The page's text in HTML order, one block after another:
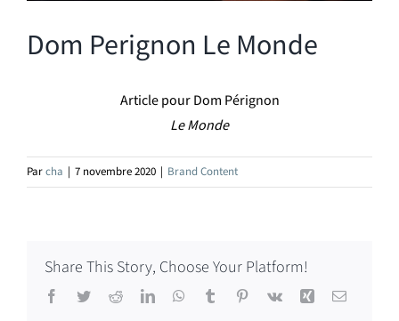
Dom Perignon Le Monde
Article pour Dom Pérignon
Le Monde
Parcha | 7 novembre 2020 | Brand Content
Share This Story, Choose Your Platform!
Facebook
TwitterRedditLinkedInWhatsApp
Tumblr Pinterest
Vk Xing Email